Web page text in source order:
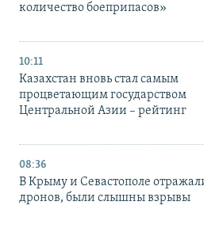
количество боеприпасов»
10:11
Казахстан вновь стал самым
процветающим государством
Центральной Азии – рейтинг
08:36
В Крыму и Севастополе
дронов, были слышны взрывы